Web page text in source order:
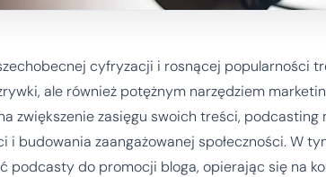
cyfryzacji i rosnącej popularności
ale również potężnym narzędziem
zwiększenie zasięgu swoich treści,
i budowania zaangażowanej społeczności. W
podcasty do promocji bloga, opierając się na